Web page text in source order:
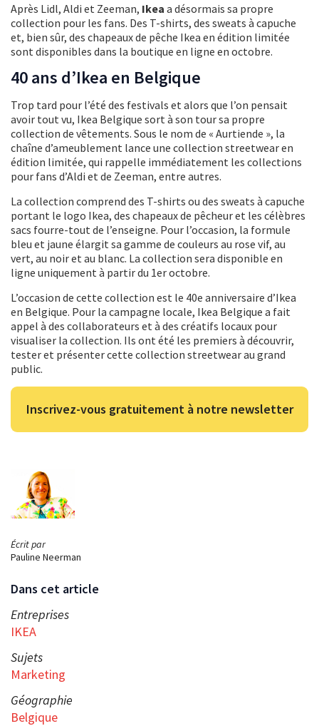
Écrit par
Pauline Neerman
Dans cet article
Entreprises
IKEA
Sujets
Marketing
Géographie
Belgique
Après Lidl, Aldi et Zeeman, Ikea a désormais sa propre
collection pour les fans. Des T-shirts, des sweats à capuche
et, bien sûr, des chapeaux de pêche Ikea en édition limitée
sont disponibles dans la boutique en ligne en octobre.
40 ans d’Ikea en Belgique
Trop tard pour l’été des festivals et alors que l’on pensait
avoir tout vu, Ikea Belgique sort à son tour sa propre
collection de vêtements. Sous le nom de « Aurtiende », la
chaîne d’ameublement lance une collection streetwear en
édition limitée, qui rappelle immédiatement les collections
pour fans d’Aldi et de Zeeman, entre autres.
La collection comprend des T-shirts ou des sweats à capuche
portant le logo Ikea, des chapeaux de pêcheur et les célèbres
sacs fourre-tout de l’enseigne. Pour l’occasion, la formule
bleu et jaune élargit sa gamme de couleurs au rose vif, au
vert, au noir et au blanc. La collection sera disponible en
ligne uniquement à partir du 1er octobre.
L’occasion de cette collection est le 40e anniversaire d’Ikea
en Belgique. Pour la campagne locale, Ikea Belgique a fait
appel à des collaborateurs et à des créatifs locaux pour
visualiser la collection. Ils ont été les premiers à découvrir,
tester et présenter cette collection streetwear au grand
public.
Inscrivez-vous gratuitement à notre newsletter